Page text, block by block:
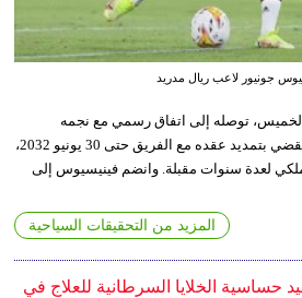
جونيور لاعب ريال مدريد
الخميس، توصله إلى اتفاق رسمي مع نجمه
البرازيلي فينيسيوس جونيور يقضي بتمديد عقده مع الفريق حتى 30 يونيو 2032،
لعدة سنوات مقبلة. وانضم فينيسيوس إلى
المزيد من التحقيقات السياحية
حساسية الخلايا السرطانية للعلاج في